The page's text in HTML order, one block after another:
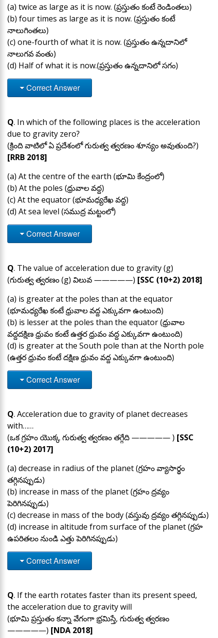
(a) twice as large as it is now. (ప్రస్తుతం కంటే రెండింతలు)
(b) four times as large as it is now. (ప్రస్తుతం కంటే
నాలుగింతలు)
(c) one-fourth of what it is now. (ప్రస్తుతం ఉన్నదానిలో
నాలుగవ వంతు)
(d) Half of what it is now.(ప్రస్తుతం ఉన్నదానిలో సగం)
Correct Answer
Q. In which of the following places is the acceleration
due to gravity zero?
(క్రింది వాటిలో ఏ ప్రదేశంలో గురుత్వ త్వరణం శూన్యం అవుతుంది?)
[RRB 2018]
(a) At the centre of the earth (భూమి కేంద్రంలో)
(b) At the poles (ధ్రువాల వద్ద)
(c) At the equator (భూమధ్యరేఖ వద్ద)
(d) At sea level (సముద్ర మట్టంలో)
Correct Answer
Q. The value of acceleration due to gravity (g)
(గురుత్వ త్వరణం (g) విలువ —————) [SSC (10+2) 2018]
(a) is greater at the poles than at the equator
(భూమధ్యరేఖ కంటే ధ్రువాల వద్ద ఎక్కువగా ఉంటుంది)
(b) is lesser at the poles than the equator (ధ్రువాల
వద్దదక్షిణ ధ్రువం కంటే ఉత్తర ధ్రువం వద్ద ఎక్కువగా ఉంటుంది)
(d) is greater at the South pole than at the North pole
(ఉత్తర ధ్రువం కంటే దక్షిణ ధ్రువం వద్ద ఎక్కువగా ఉంటుంది)
Correct Answer
Q. Acceleration due to gravity of planet decreases
with……
(ఒక గ్రహం యొక్క గురుత్వ త్వరణం తగ్గేది ————— ) [SSC
(10+2) 2017]
(a) decrease in radius of the planet (గ్రహం వ్యాసార్థం
తగ్గినప్పుడు)
(b) increase in mass of the planet (గ్రహం ద్రవ్యం
పెరిగినప్పుడు)
(c) decrease in mass of the body (వస్తువు ద్రవ్యం తగ్గినప్పుడు)
(d) increase in altitude from surface of the planet (గ్రహ
ఉపరితలం నుండి ఎత్తు పెరిగినప్పుడు)
Correct Answer
Q. If the earth rotates faster than its present speed,
the acceleration due to gravity will
(భూమి ప్రస్తుతం కన్నా వేగంగా భ్రమిస్తే, గురుత్వ త్వరణం
—————) [NDA 2018]